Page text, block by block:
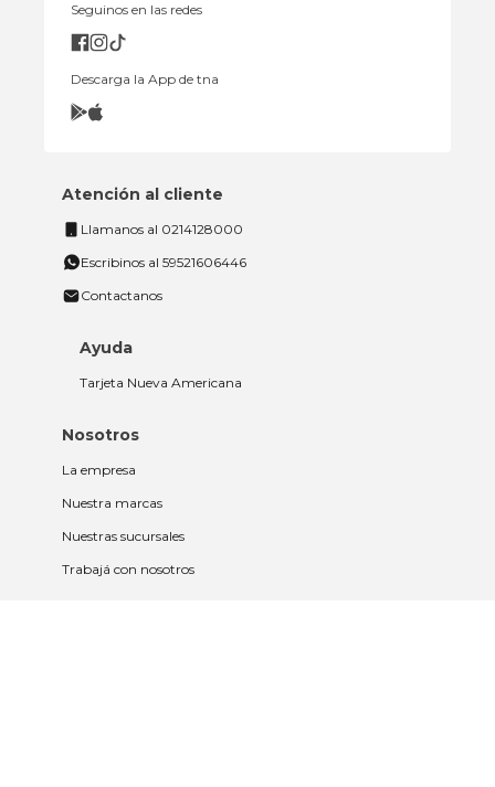
Seguinos en las redes
Descarga la App de tna
Atención al cliente
Llamanos al 0214128000
Escribinos al 59521606446
Contactanos
Ayuda
Tarjeta Nueva Americana
Nosotros
La empresa
Nuestra marcas
Nuestras sucursales
Trabajá con nosotros